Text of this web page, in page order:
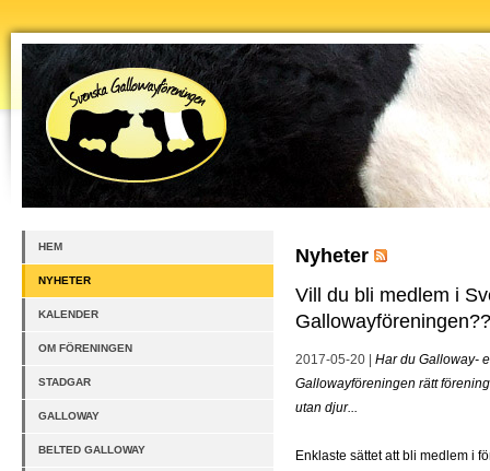
HEM
NYHETER
KALENDER
OM FÖRENINGEN
STADGAR
GALLOWAY
BELTED GALLOWAY
Nyheter
Vill du bli medlem i
2017-05-20 |
Har du Galloway-
Gallowayföreningen rätt
utan djur...
Enklaste sättet att bli medlem i